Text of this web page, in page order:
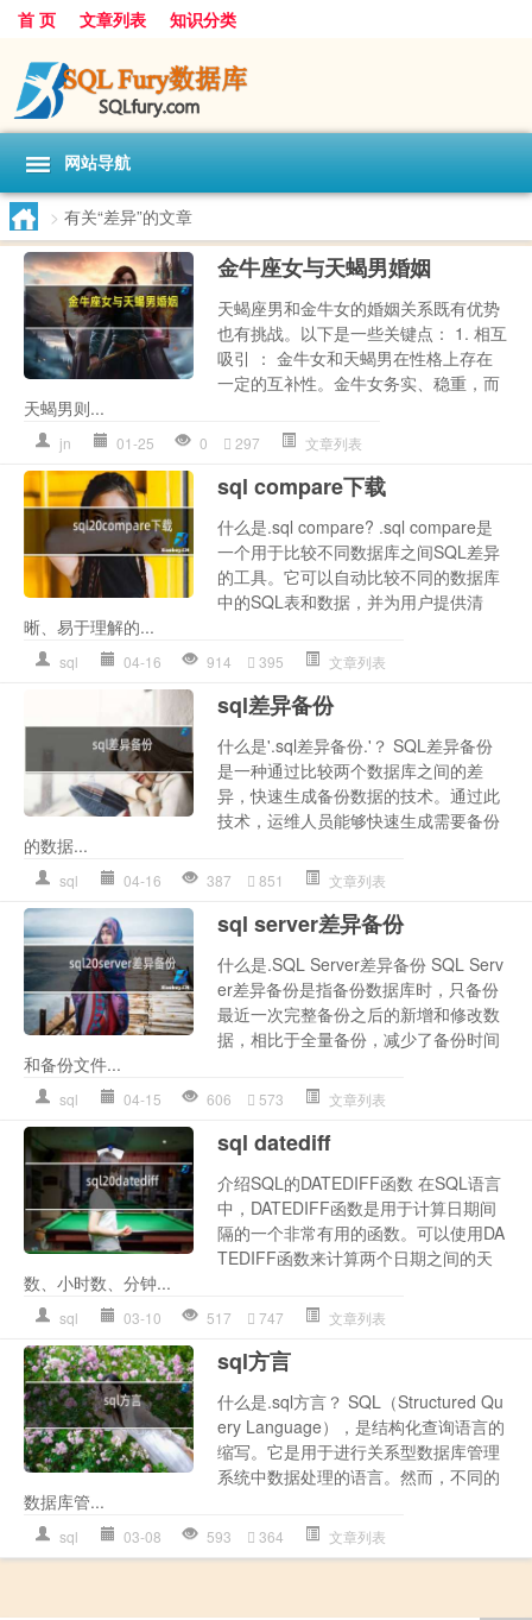
首 页 文章列表 知识分类
网站导航
> 有关“差异”的文章
金牛座女与天蝎男婚姻
天蝎座男和金牛女的婚姻关系既有优势
也有挑战。以下是一些关键点： 1. 相互
吸引 ： 金牛女和天蝎男在性格上存在
一定的互补性。金牛女务实、稳重，而
天蝎男则...
jn 01-25 0 297 文章列表
sql compare下载
什么是.sql compare? .sql compare是
一个用于比较不同数据库之间SQL差异
的工具。它可以自动比较不同的数据库
中的SQL表和数据，并为用户提供清
晰、易于理解的...
sql 04-16 914 395 文章列表
sql差异备份
什么是'.sql差异备份.'？ SQL差异备份
是一种通过比较两个数据库之间的差
异，快速生成备份数据的技术。通过此
技术，运维人员能够快速生成需要备份
的数据...
sql 04-16 387 851 文章列表
sql server差异备份
什么是.SQL Server差异备份 SQL Serv
er差异备份是指备份数据库时，只备份
最近一次完整备份之后的新增和修改数
据，相比于全量备份，减少了备份时间
和备份文件...
sql 04-15 606 573 文章列表
sql datediff
介绍SQL的DATEDIFF函数 在SQL语言
中，DATEDIFF函数是用于计算日期间
隔的一个非常有用的函数。可以使用DA
TEDIFF函数来计算两个日期之间的天
数、小时数、分钟...
sql 03-10 517 747 文章列表
sql方言
什么是.sql方言？ SQL（Structured Qu
ery Language），是结构化查询语言的
缩写。它是用于进行关系型数据库管理
系统中数据处理的语言。然而，不同的
数据库管...
sql 03-08 593 364 文章列表